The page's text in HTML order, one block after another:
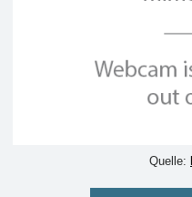
Quelle: